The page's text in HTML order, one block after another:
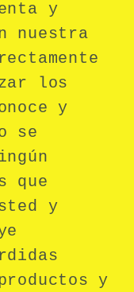
y
nuestra
los
y
se
que
y
y